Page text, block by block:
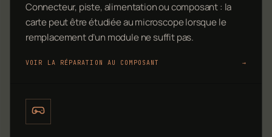
Connecteur, piste, alimentation ou composant : la
carte peut être étudiée au microscope lorsque le
remplacement d’un module ne suffit pas.
VOIR LA RÉPARATION AU COMPOSANT →